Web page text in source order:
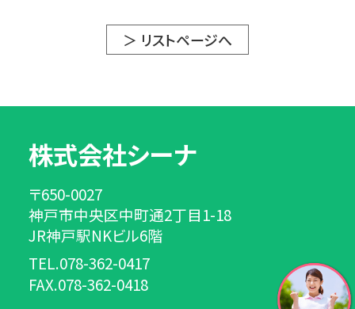
＞ リストページへ
株式会社シーナ
〒650-0027
神戸市中央区中町通2丁目1-18
JR神戸駅NKビル6階
TEL.078-362-0417
FAX.078-362-0418